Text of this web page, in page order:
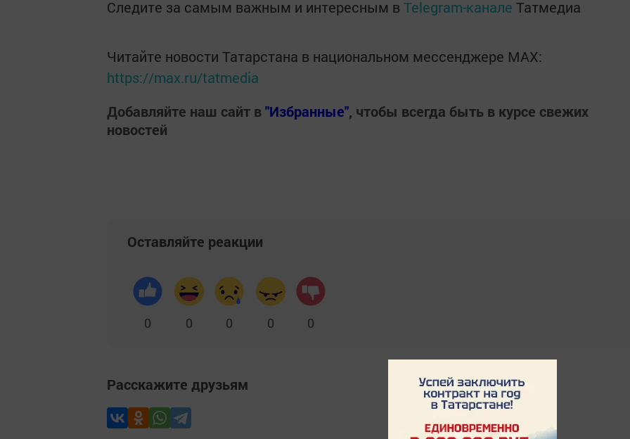
Следите за самым важным и интересным в Telegram-канале Татмедиа
Читайте новости Татарстана в национальном мессенджере MАХ:
https://max.ru/tatmedia
Добавляйте наш сайт в"Избранные", чтобы всегда быть в курсе свежих
новостей
Оставляйте реакции
0 0 0 0 0
Расскажите друзьям